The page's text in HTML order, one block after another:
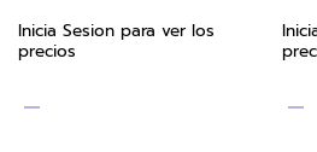
Inicia Sesion para ver los
precios